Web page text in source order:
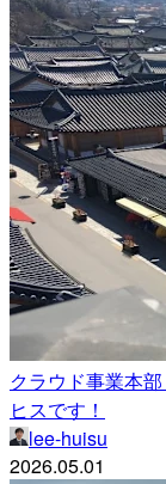
クラウド事業本
ヒスです！
lee-huisu
2026.05.01